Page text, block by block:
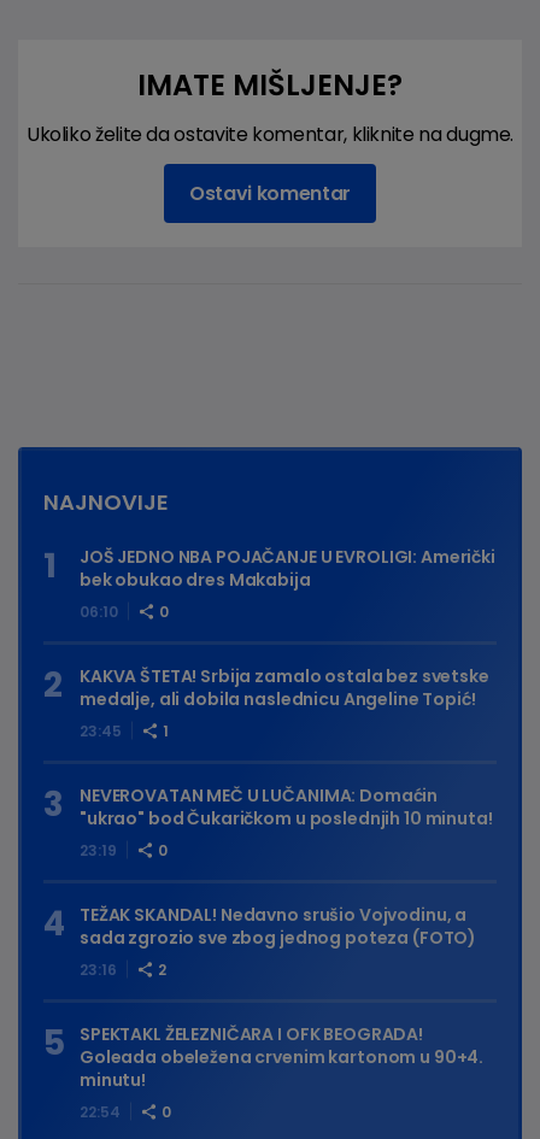
IMATE MIŠLJENJE?
Ukoliko želite da ostavite komentar, kliknite na dugme.
Ostavi komentar
NAJNOVIJE
06:10 0
JOŠ JEDNO NBA POJAČANJE U EVROLIGI: Američki
bek obukao dres Makabija
23:45 1
KAKVA ŠTETA! Srbija zamalo ostala bez svetske
medalje, ali dobila naslednicu Angeline Topić!
23:19 0
NEVEROVATAN MEČ U LUČANIMA: Domaćin
"ukrao" bod Čukaričkom u poslednjih 10 minuta!
23:16 2
TEŽAK SKANDAL! Nedavno srušio Vojvodinu, a
sada zgrozio sve zbog jednog poteza (FOTO)
22:54 0
SPEKTAKL ŽELEZNIČARA I OFK BEOGRADA!
Goleada obeležena crvenim kartonom u 90+4.
minutu!